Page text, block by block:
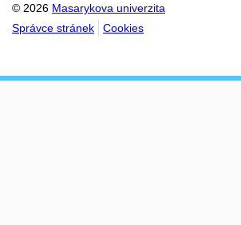
© 2026 Masarykova univerzita
Správce stránek
Cookies